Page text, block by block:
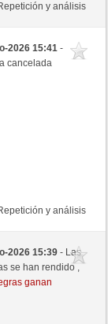
y análisis
2026 15:41-
cancelada
y análisis
2026 15:39- Las
se han rendido ,
ganan